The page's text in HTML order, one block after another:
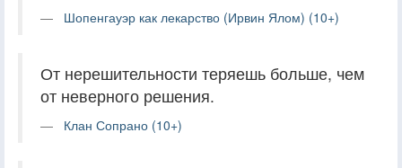
Шопенгауэр как лекарство (Ирвин Ялом) (10+)
От нерешительности теряешь больше, чем
от неверного решения.
Клан Сопрано (10+)